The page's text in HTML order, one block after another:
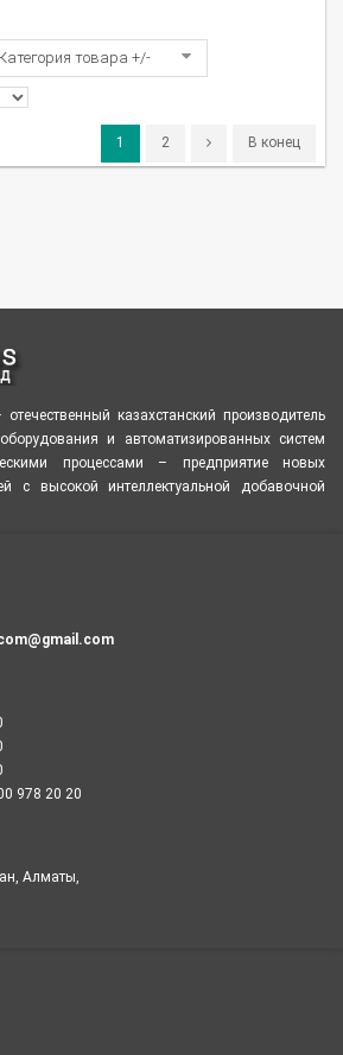
Категория товара +/-
1 2 В конец
казахстанский производитель
и автоматизированных систем
процессами – предприятие новых
с высокой интеллектуальной добавочной
978 20 20
Алматы,